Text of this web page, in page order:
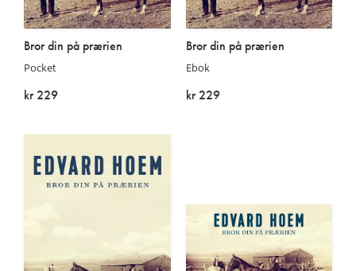
Bror din på prærien
Pocket
kr 229
Bror din på prærien
Ebok
kr 229